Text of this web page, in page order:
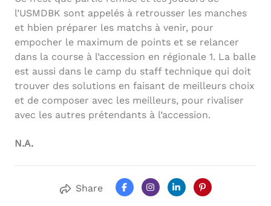
l’USMDBK sont appelés à retrousser les manches
et hbien préparer les matchs à venir, pour
empocher le maximum de points et se relancer
dans la course à l’accession en régionale 1. La balle
est aussi dans le camp du staff technique qui doit
trouver des solutions en faisant de meilleurs choix
et de composer avec les meilleurs, pour rivaliser
avec les autres prétendants à l’accession.
N.A.
Share